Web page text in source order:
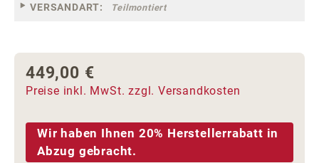
VERSANDART: Teilmontiert
Regulärer Preis:
449,00 €
Preise inkl. MwSt. zzgl. Versandkosten
Wir haben Ihnen 20% Herstellerrabatt in
Abzug gebracht.